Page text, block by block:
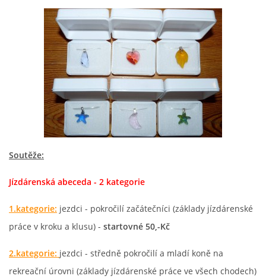
Soutěže:
Jízdárenská abeceda - 2 kategorie
1.kategorie: jezdci - pokročilí začátečníci (základy jízdárenské
práce v kroku a klusu) - startovné 50,-Kč
2.kategorie: jezdci - středně pokročilí a mladí koně na
rekreační úrovni (základy jízdárenské práce ve všech chodech)